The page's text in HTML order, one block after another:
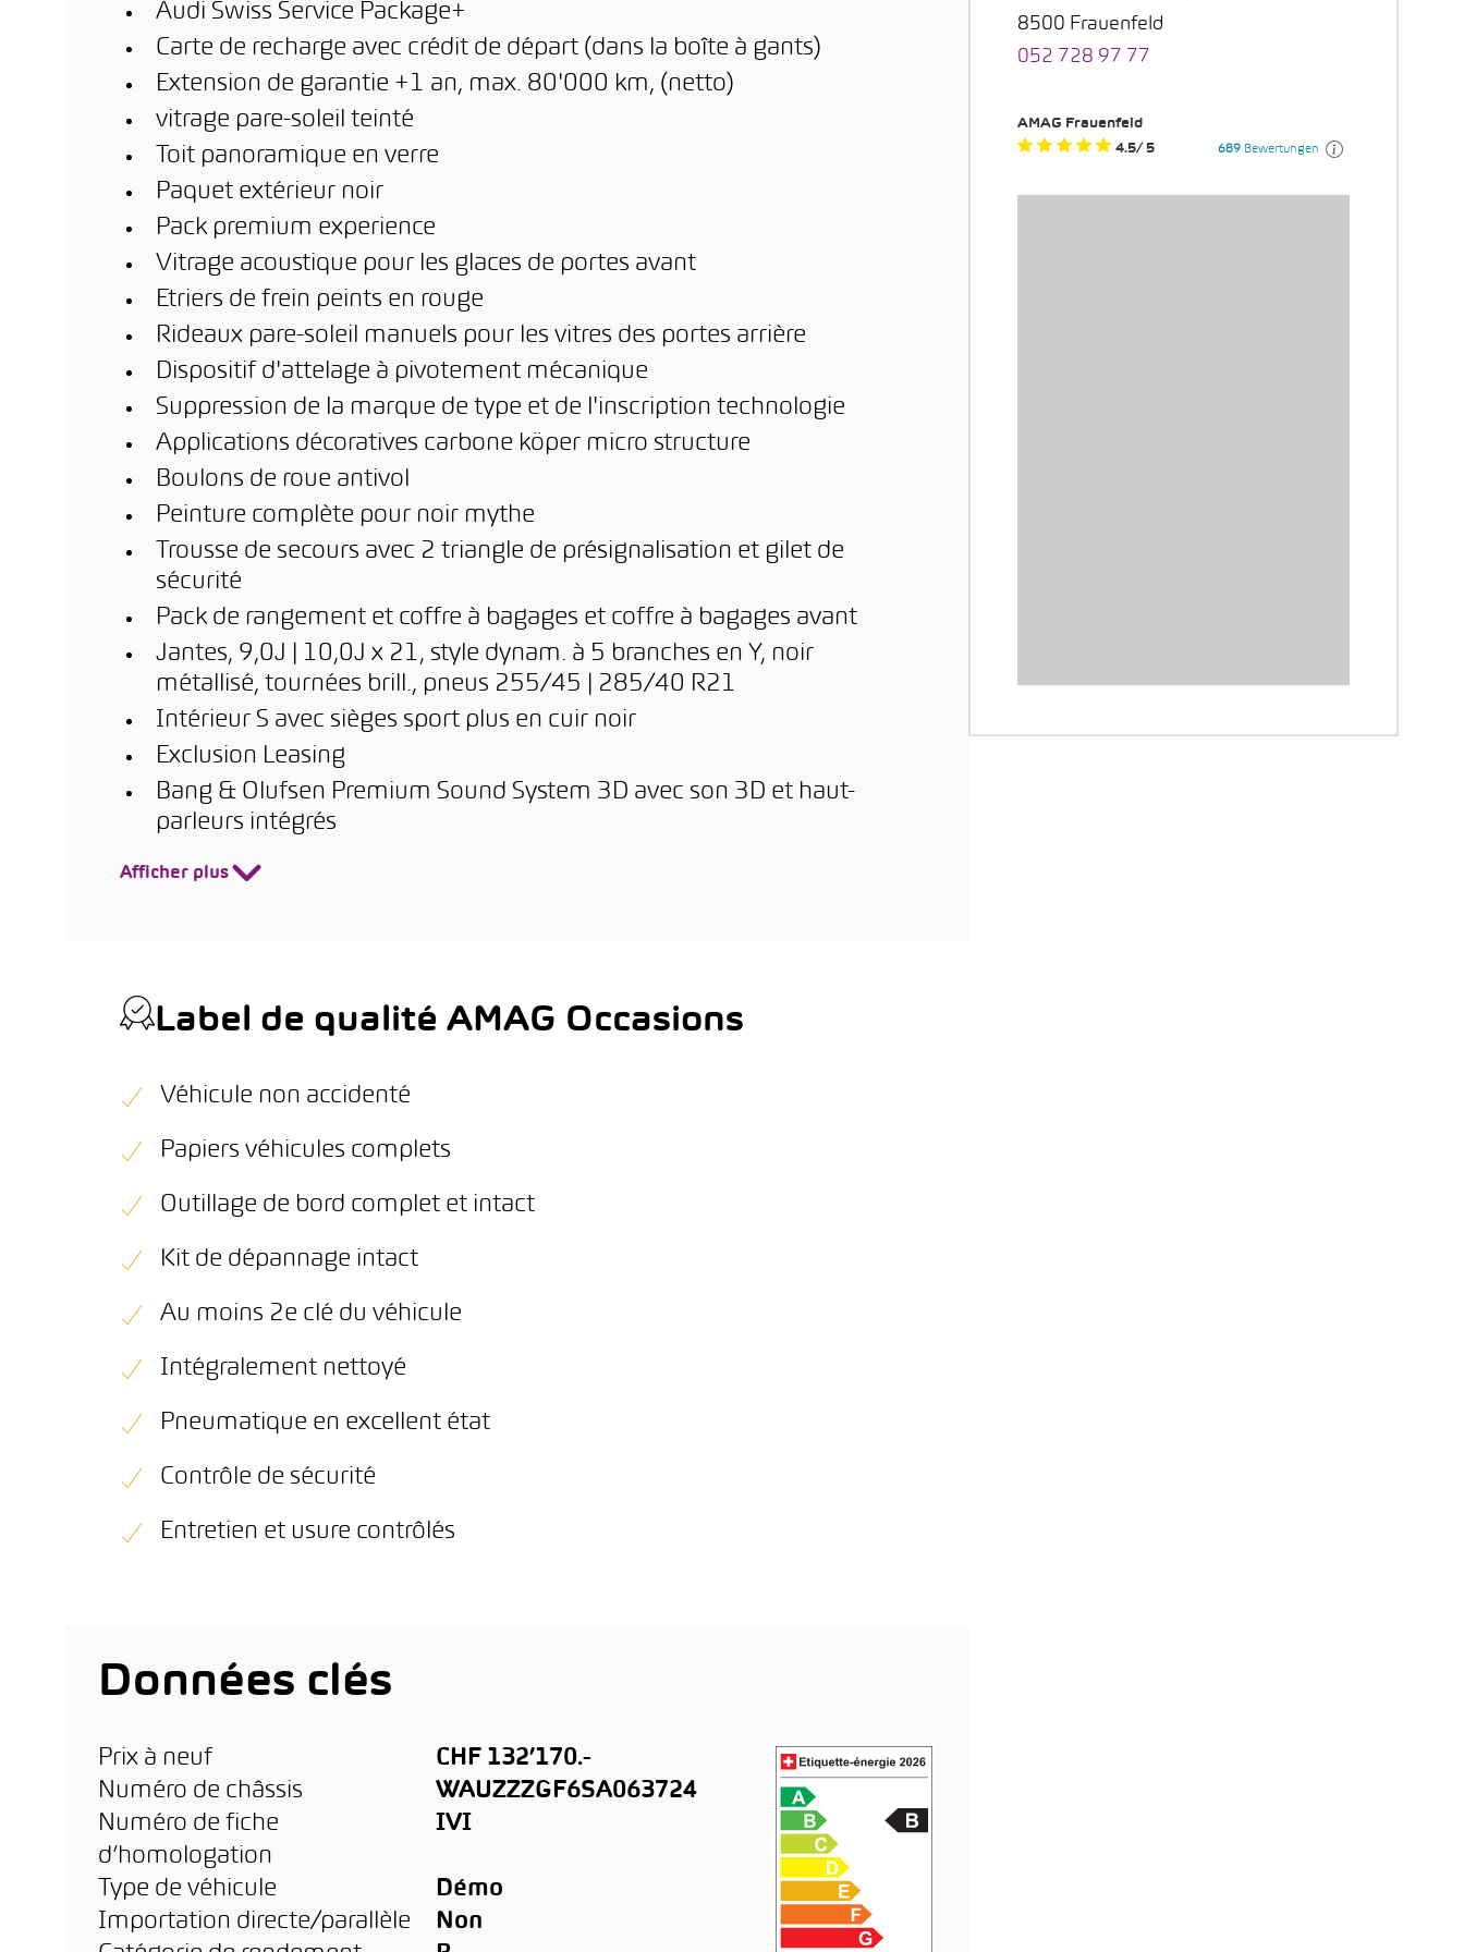
Audi Swiss Service Package+
Carte de recharge avec crédit de départ (dans la boîte à gants)
Extension de garantie +1 an, max. 80'000 km, (netto)
vitrage pare-soleil teinté
Toit panoramique en verre
Paquet extérieur noir
Pack premium experience
Vitrage acoustique pour les glaces de portes avant
Etriers de frein peints en rouge
Rideaux pare-soleil manuels pour les vitres des portes arrière
Dispositif d'attelage à pivotement mécanique
Suppression de la marque de type et de l'inscription technologie
Applications décoratives carbone köper micro structure
Boulons de roue antivol
Peinture complète pour noir mythe
Trousse de secours avec 2 triangle de présignalisation et gilet de
sécurité
Pack de rangement et coffre à bagages et coffre à bagages avant
Jantes, 9,0J | 10,0J x 21, style dynam. à 5 branches en Y, noir
métallisé, tournées brill., pneus 255/45 | 285/40 R21
Intérieur S avec sièges sport plus en cuir noir
Exclusion Leasing
Bang & Olufsen Premium Sound System 3D avec son 3D et haut-
parleurs intégrés
Afficher plus
Label de qualité AMAG Occasions
Véhicule non accidenté
Papiers véhicules complets
Outillage de bord complet et intact
Kit de dépannage intact
Au moins 2e clé du véhicule
Intégralement nettoyé
Pneumatique en excellent état
Contrôle de sécurité
Entretien et usure contrôlés
Données clés
Prix à neuf
CHF 132’170.-
Numéro de châssis
WAUZZZGF6SA063724
Numéro de fiche
d’homologation
IVI
Type de véhicule
Démo
Importation directe/parallèle
Non
8500 Frauenfeld
052 728 97 77